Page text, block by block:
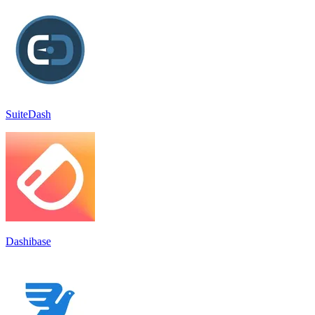
SuiteDash
Dashibase